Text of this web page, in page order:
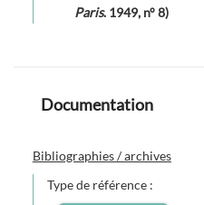
Paris. 1949, n° 8)
Documentation
Bibliographies / archives
Type de référence :